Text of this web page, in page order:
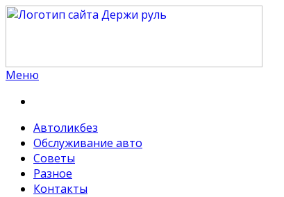
Меню
Автоликбез
Обслуживание авто
Советы
Разное
Контакты